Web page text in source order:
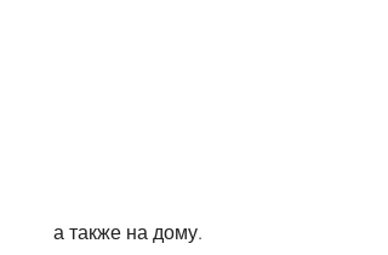
а также на дому.